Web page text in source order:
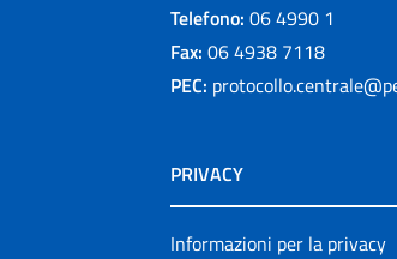
Telefono: 06 4990 1
Fax: 06 4938 7118
PEC:
PRIVACY
Informazioni per la privacy